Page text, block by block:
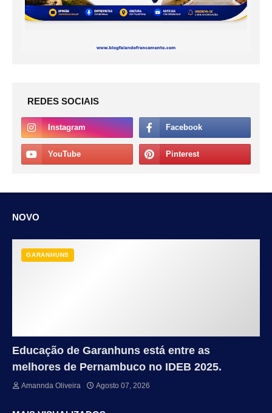
REDES SOCIAIS
NOVO
GARANHUNS
Educação de Garanhuns está entre as
melhores de Pernambuco no IDEB 2025.
Amannda Oliveira Agosto 07, 2026